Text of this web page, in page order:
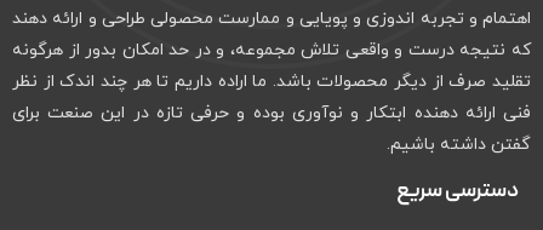
اهتمام و تجربه اندوزی و پویایی و ممارست محصولی طراحی و ارائه دهند
که نتیجه درست و واقعی تلاش مجموعه، و در حد امکان بدور از هرگونه
تقلید صرف از دیگر محصولات باشد. ما اراده داریم تا هر چند اندک از نظر
فنی ارائه دهنده ابتکار و نوآوری بوده و حرفی تازه در این صنعت برای
گفتن داشته باشیم.
دسترسی سریع